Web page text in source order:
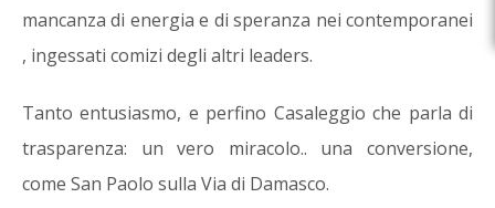
mancanza di energia e di speranza nei contemporanei
, ingessati comizi degli altri leaders.
Tanto entusiasmo, e perfino Casaleggio che parla di
trasparenza: un vero miracolo.. una conversione,
come San Paolo sulla Via di Damasco.